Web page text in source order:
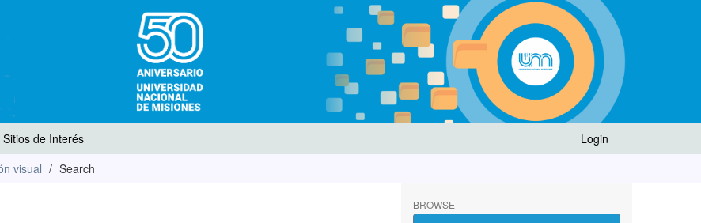
Login
Sitios de Interés
visual Search
BROWSE